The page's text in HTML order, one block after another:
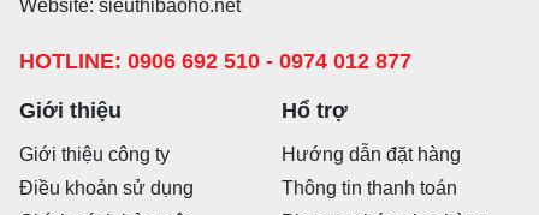
Website: sieuthibaoho.net
HOTLINE: 0906 692 510 - 0974 012 877
Giới thiệu
Giới thiệu công ty
Điều khoản sử dụng
Hổ trợ
Hướng dẫn đặt hàng
Thông tin thanh toán